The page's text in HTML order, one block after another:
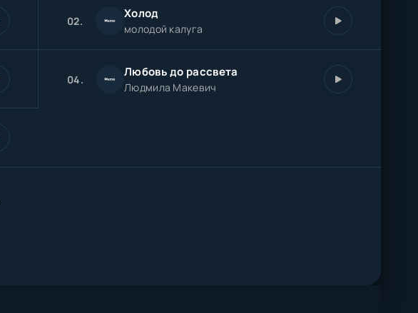
02. Холод
молодой калуга
04. Любовь до рассвета
Людмила Макевич